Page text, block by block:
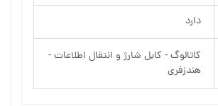
دارد
کاتالوگ - کابل شارژ و انتقال اطلاعات -
هندزفری